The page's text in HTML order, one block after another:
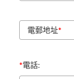
電郵地址*
*電話: